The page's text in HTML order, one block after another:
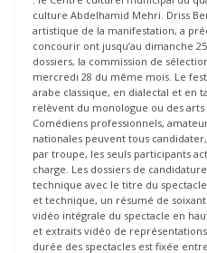
culture Abdelhamid Mehri. Driss
artistique de la manifestation, a
concourir ont jusqu’au dimanche
dossiers, la commission de
mercredi 28 du même mois. Le
arabe classique, en dialectal et en
relèvent du monologue ou des
Comédiens professionnels,
nationales peuvent tous
par troupe, les seuls participants
charge. Les dossiers de
technique avec le titre du
et technique, un résumé de
vidéo intégrale du spectacle en
et extraits vidéo de
durée des spectacles est fixée